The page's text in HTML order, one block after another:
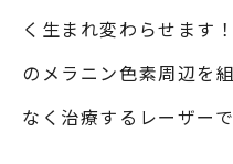
く生まれ変わらせます
のメラニン色素周辺を
なく治療するレーザーで